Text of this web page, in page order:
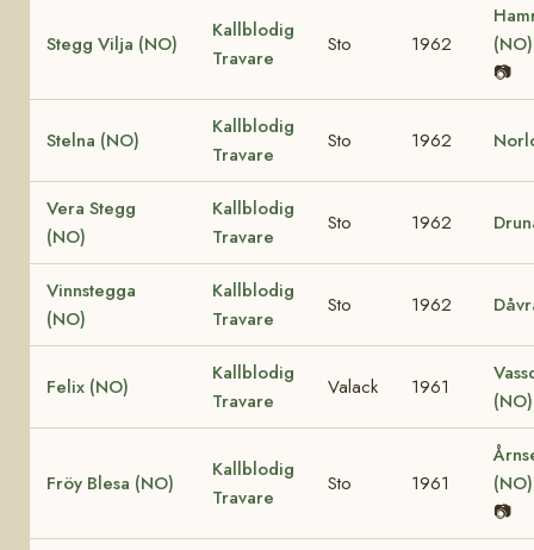
Stegg Vilja (NO)
Kallblodig
Travare
Sto 1962
📷
Stelna (NO)
Kallblodig
Travare
Sto 1962
Vera Stegg
(NO)
Kallblodig
Travare
Sto 1962
Vinnstegga
(NO)
Kallblodig
Travare
Sto 1962
Felix (NO)
Kallblodig
Travare
Valack 1961
Fröy Blesa (NO)
Kallblodig
Travare
Sto 1961
📷